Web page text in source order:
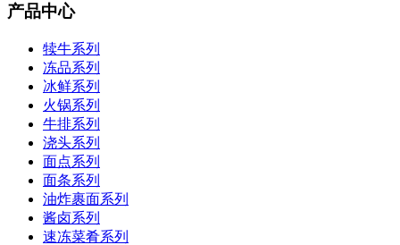
产品中心
犊牛系列
冻品系列
冰鲜系列
火锅系列
牛排系列
浇头系列
面点系列
面条系列
油炸裹面系列
酱卤系列
速冻菜肴系列